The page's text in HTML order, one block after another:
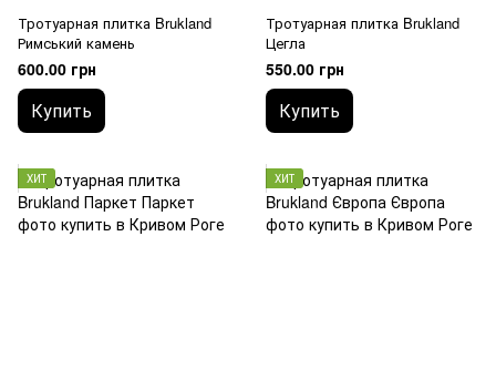
Тротуарная плитка Brukland
Римський камень
600.00 грн
Купить
Тротуарная плитка Brukland
Цегла
550.00 грн
Купить
ХИТ ХИТ